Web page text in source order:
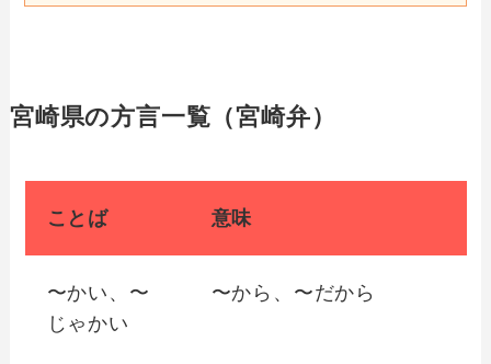
宮崎県の方言一覧（宮崎弁）
ことば 意味
〜かい、〜
じゃかい
〜から、〜だから